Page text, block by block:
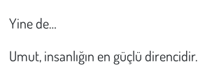
Yine de…
Umut, insanlığın en güçlü direncidir.